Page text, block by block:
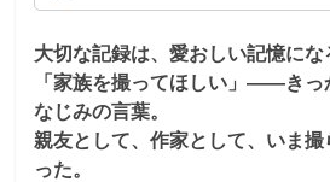
大切な記録は、愛おしい記憶にな
「家族を撮ってほしい」——きっ
なじみの言葉。
親友として、作家として、いま
った。